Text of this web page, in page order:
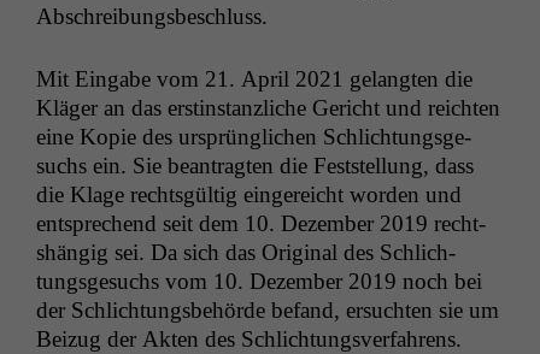
Abschreibungsbeschluss.
Mit Eingabe vom 21. April 2021 gelangten die
Kläger an das erstin­stan­zliche Gericht und reicht­en
eine Kopie des ursprünglichen Schlich­tungs­ge­
suchs ein. Sie beantragten die Fest­stel­lung, dass
die Klage rechts­gültig ein­gere­icht wor­den und
entsprechend seit dem 10. Dezem­ber 2019 recht­
shängig sei. Da sich das Orig­i­nal des Schlich­
tungs­ge­suchs vom 10. Dezem­ber 2019 noch bei
der Schlich­tungs­be­hörde befand, ersucht­en sie um
Beizug der Akten des Schlichtungsverfahrens.